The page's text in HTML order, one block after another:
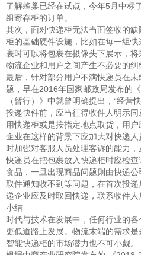
了解蜂巢已经在试点，今年5月中标
组寄存柜的订单。
其次，面对快递柜无法当面签收的
柜的基础硬件设施，比如在每一组
裹时可以将包裹在摄像头下展示，
物流企业和用户之间产生不必要的纠
最后，针对部分用户不满快递员在
题，早在2016年国家邮政局发布的
（暂行）》中就曾明确提出，“经营
投递快件前，应当征得收件人明示
用快递柜或是按指定地点取货，用户
企业在这样的背景下应加大对快递
时加强对客服人员处理客诉的能力，
快递员在把包裹放入快递柜时应检
食品，一旦出现商品问题则由快递
取件通知收不到等问题，在首次投
递企业应及时取回快递，联系收件人
小结
时代与技术在发展中，任何行业的
更低道路上发展。物流末端的需求
智能快递柜的市场潜力也不可小觑。